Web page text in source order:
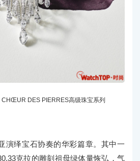
CHŒUR DES PIERRES高级珠宝系列
演绎宝石协奏的华彩篇章。其中一
克拉的雕刻祖母绿体量恢弘，气